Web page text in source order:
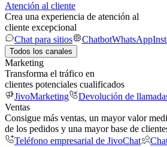
Atención al cliente
Crea una experiencia de atención al
cliente excepcional
Chat para sitios
ChatbotWhatsApp
Todos los canales
Marketing
Transforma el tráfico en
clientes potenciales cualificados
JivoMarketing
Devolución de
Ventas
Consigue más ventas, un mayor valor
de los pedidos y una mayor base de
Teléfono empresarial de JivoChat